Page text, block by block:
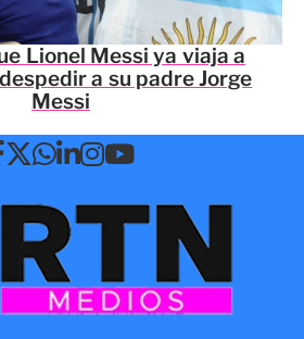
Lionel Messi ya viaja a
a su padre Jorge
Messi